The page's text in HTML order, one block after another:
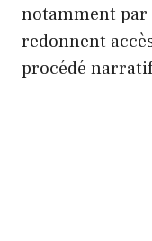
notamment par
redonnent
procédé